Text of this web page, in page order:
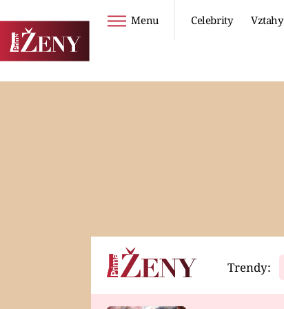
Menu Celebrity Vztahy
Horoskopy Video
Trendy: